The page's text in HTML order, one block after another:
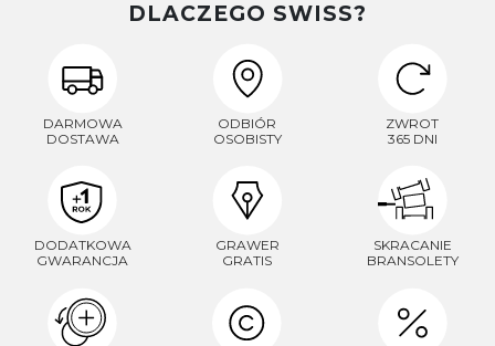
DLACZEGO SWISS?
DARMOWA
DOSTAWA
ODBIÓR
OSOBISTY
ZWROT
365 DNI
DODATKOWA
GWARANCJA
GRAWER
GRATIS
SKRACANIE
BRANSOLETY